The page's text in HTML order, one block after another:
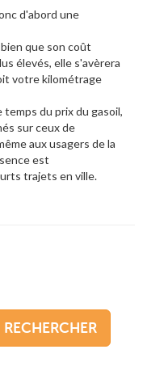
d'abord une
que son coût
élevés, elle s'avèrera
votre kilométrage
du prix du gasoil,
sur ceux de
aux usagers de la
est
trajets en ville.
RECHERCHER